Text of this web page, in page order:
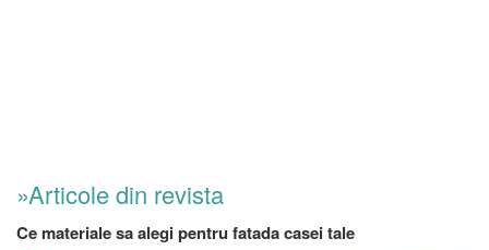
»Articole din revista
Ce materiale sa alegi pentru fatada casei tale